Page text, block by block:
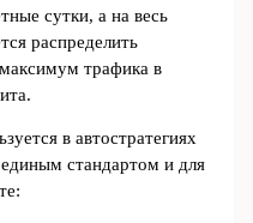
сутки, а на весь
распределить
трафика в
в автостратегиях
единым стандартом и для